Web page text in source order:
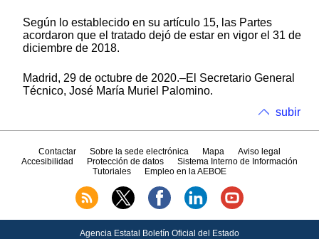
Según lo establecido en su artículo 15, las Partes
acordaron que el tratado dejó de estar en vigor el 31 de
diciembre de 2018.
Madrid, 29 de octubre de 2020.–El Secretario General
Técnico, José María Muriel Palomino.
subir
Contactar Sobre la sede electrónica Mapa
Aviso legal
Accesibilidad
Protección de datos
Sistema Interno de Información
Tutoriales
Empleo en la AEBOE
Agencia Estatal Boletín Oficial del Estado